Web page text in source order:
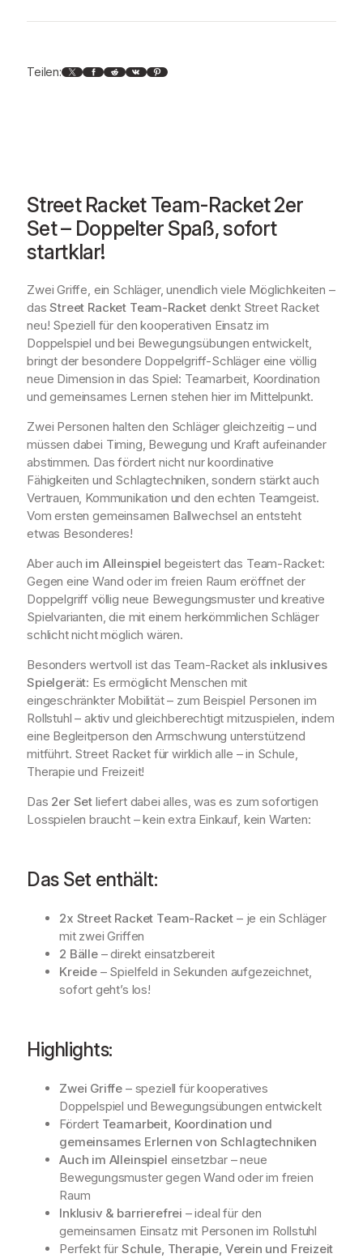
-
c
S
e
t
M
n
g
e
Teilen: X Facebook Reddit VK Pinterest
Street Racket Team-Racket 2er
Set – Doppelter Spaß, sofort
startklar!
Zwei Griffe, ein Schläger, unendlich viele Möglichkeiten –
dasStreet Racket Team-Racketdenkt Street Racket
neu! Speziell für den kooperativen Einsatz im
Doppelspiel und bei Bewegungsübungen entwickelt,
bringt der besondere Doppelgriff-Schläger eine völlig
neue Dimension in das Spiel: Teamarbeit, Koordination
und gemeinsames Lernen stehen hier im Mittelpunkt.
Zwei Personen halten den Schläger gleichzeitig – und
müssen dabei Timing, Bewegung und Kraft aufeinander
abstimmen. Das fördert nicht nur koordinative
Fähigkeiten und Schlagtechniken, sondern stärkt auch
Vertrauen, Kommunikation und den echten Teamgeist.
Vom ersten gemeinsamen Ballwechsel an entsteht
etwas Besonderes!
Aber auch im Alleinspiel begeistert das Team-Racket:
Gegen eine Wand oder im freien Raum eröffnet der
Doppelgriff völlig neue Bewegungsmuster und kreative
Spielvarianten, die mit einem herkömmlichen Schläger
schlicht nicht möglich wären.
Besonders wertvoll ist das Team-Racket als inklusives
Spielgerät: Es ermöglicht Menschen mit
eingeschränkter Mobilität – zum Beispiel Personen im
Rollstuhl – aktiv und gleichberechtigt mitzuspielen, indem
eine Begleitperson den Armschwung unterstützend
mitführt. Street Racket für wirklich alle – in Schule,
Therapie und Freizeit!
Das 2er Set liefert dabei alles, was es zum sofortigen
Losspielen braucht – kein extra Einkauf, kein Warten:
Das Set enthält:
2x Street Racket Team-Racket – je ein Schläger
mit zwei Griffen
2 Bälle– direkt einsatzbereit
Kreide – Spielfeld in Sekunden aufgezeichnet,
sofort geht’s los!
Highlights:
Zwei Griffe – speziell für kooperatives
Doppelspiel und Bewegungsübungen entwickelt
Fördert Teamarbeit, Koordination und
gemeinsames Erlernen von Schlagtechniken
Auch im Alleinspiel einsetzbar – neue
Bewegungsmuster gegen Wand oder im freien
Raum
Inklusiv & barrierefrei – ideal für den
gemeinsamen Einsatz mit Personen im Rollstuhl
Perfekt für Schule, Therapie, Verein und Freizeit